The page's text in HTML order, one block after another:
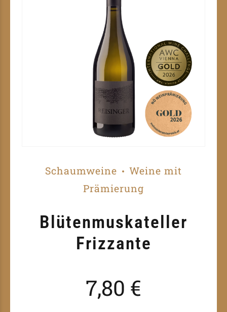
Schaumweine
Weine mit
Prämierung
Blütenmuskateller
Frizzante
7,80 €